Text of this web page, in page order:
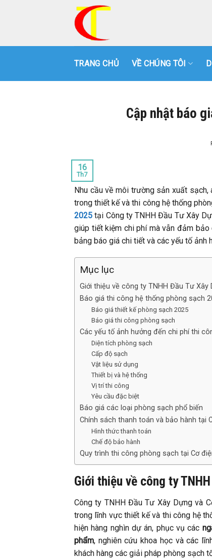
TRANG CHỦ VỀ CHÚNG TÔI
Cập nhật báo
16
Th7
Nhu cầu về môi trường sản xuất
trong thiết kế và thi công hệ thống
2025 tại Công ty TNHH Đầu Tư Xây
giúp tiết kiệm chi phí mà vẫn đảm
bảng báo giá chi tiết và các yếu tố
Mục lục
Giới thiệu về công ty TNHH Đầu Tư Xây
Báo giá thi công hệ thống phòng sạch
Báo giá thiết kế phòng sạch 2025
Báo giá thi công phòng sạch
Các yếu tố ảnh hưởng đến chi phí thi
Diện tích phòng sạch
Cấp độ sạch
Vật liệu sử dụng
Thiết bị và hệ thống
Vị trí thi công
Yêu cầu đặc biệt
Báo giá các loại phòng sạch phổ biến
Chính sách thanh toán và bảo hành tại
Hình thức thanh toán
Chế độ bảo hành
Quy trình thi công phòng sạch tại Cơ
Giới thiệu về công ty
Công ty TNHH Đầu Tư Xây Dựng và
trong lĩnh vực thiết kế và thi công hệ
hiện hàng nghìn dự án, phục vụ các
phẩm, nghiên cứu khoa học và các
khách hàng các giải pháp phòng sạch